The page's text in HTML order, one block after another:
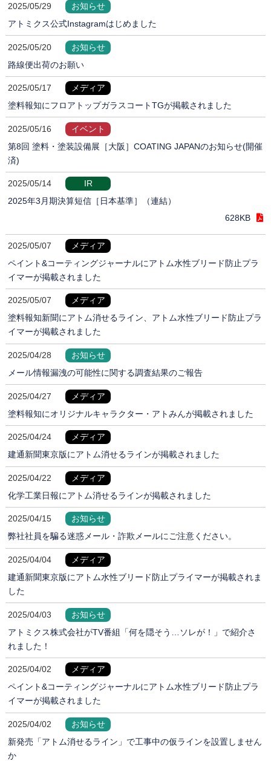
2025/05/29
お知らせ
アトミクス公式Instagramはじめました
2025/05/20
お知らせ
路線便出荷のお願い
2025/05/17
メディア
塗料報知にフロアトップガラスコートTGが掲載されました
2025/05/16
イベント
第8回 塗料・塗装設備展［大阪］COATING JAPANのお知らせ(開催
済)
2025/05/14
IR
2025年3月期決算短信［日本基準］（連結）
628KB
2025/05/07
メディア
ペイント&コーティングジャーナルにアトム水性ブリード防止プラ
イマーが掲載されました
2025/05/07
メディア
塗料報知新聞にアトム消せるライン、アトム水性ブリード防止プラ
イマーが掲載されました
2025/04/28
お知らせ
メール情報漏洩の可能性に関する調査結果のご報告
2025/04/27
メディア
塗料報知にオリジナルキャラクター・アトみんが掲載されました
2025/04/24
メディア
建通新聞東京版にアトム消せるラインが掲載されました
2025/04/22
メディア
化学工業日報にアトム消せるラインが掲載されました
2025/04/15
お知らせ
弊社社員を騙る迷惑メール・詐欺メールにご注意ください。
2025/04/04
メディア
建通新聞東京版にアトム水性ブリード防止プライマーが掲載されま
した
2025/04/03
お知らせ
アトミクス株式会社がTV番組「何を隠そう…ソレが！」で紹介さ
れました！
2025/04/02
メディア
ペイント&コーティングジャーナルにアトム水性ブリード防止プラ
イマーが掲載されました
2025/04/02
お知らせ
新発売「アトム消せるライン」で工事中の仮ラインを設置しません
か